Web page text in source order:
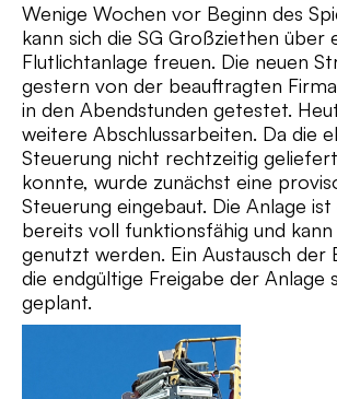
Wenige Wochen vor Beginn des
kann sich die SG Großziethen über
Flutlichtanlage freuen. Die neuen
gestern von der beauftragten
in den Abendstunden getestet.
weitere Abschlussarbeiten. Da die
Steuerung nicht rechtzeitig
konnte, wurde zunächst eine
Steuerung eingebaut. Die Anlage
bereits voll funktionsfähig und
genutzt werden. Ein Austausch der
die endgültige Freigabe der Anlage
geplant.